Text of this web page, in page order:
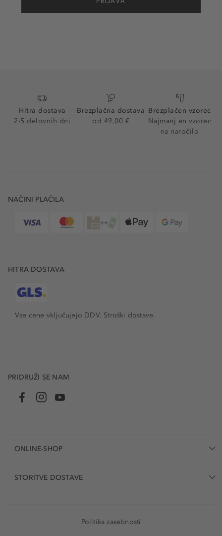
Hitra dostava
2-5 delovnih dni
Brezplačna dostava
od 49,00 €
Brezplačen vzorec
Najmanj en vzorec
na naročilo
NAČINI PLAČILA
HITRA DOSTAVA
Vse cene vključujejo DDV. Stroški dostave.
PRIDRUŽI SE NAM
ONLINE-SHOP
STORITVE DOSTAVE
Politika zasebnosti